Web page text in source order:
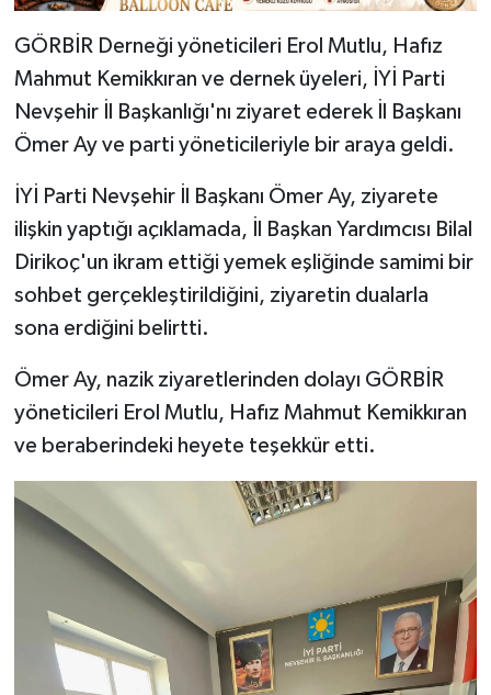
GÖRBİR Derneği yöneticileri Erol Mutlu, Hafız
Mahmut Kemikkıran ve dernek üyeleri, İYİ Parti
Nevşehir İl Başkanlığı'nı ziyaret ederek İl Başkanı
Ömer Ay ve parti yöneticileriyle bir araya geldi.
İYİ Parti Nevşehir İl Başkanı Ömer Ay, ziyarete
ilişkin yaptığı açıklamada, İl Başkan Yardımcısı Bilal
Dirikoç'un ikram ettiği yemek eşliğinde samimi bir
sohbet gerçekleştirildiğini, ziyaretin dualarla
sona erdiğini belirtti.
Ömer Ay, nazik ziyaretlerinden dolayı GÖRBİR
yöneticileri Erol Mutlu, Hafız Mahmut Kemikkıran
ve beraberindeki heyete teşekkür etti.